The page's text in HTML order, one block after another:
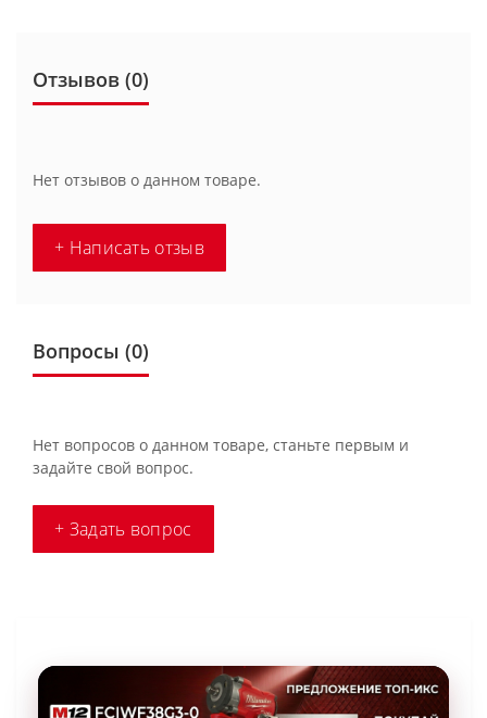
Отзывов (0)
Нет отзывов о данном товаре.
+ Написать отзыв
Вопросы (0)
Нет вопросов о данном товаре, станьте первым и
задайте свой вопрос.
+ Задать вопрос